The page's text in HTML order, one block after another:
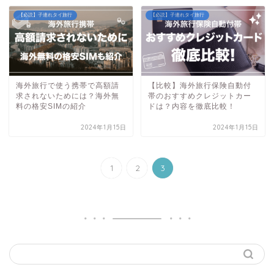
【必読】子連れタイ旅行
海外旅行で使う携帯で高額請
求されないためには？海外無
料の格安SIMの紹介
2024年1月15日
【必読】子連れタイ旅行
【比較】海外旅行保険自動付
帯のおすすめクレジットカー
ドは？内容を徹底比較！
2024年1月15日
1 2 3